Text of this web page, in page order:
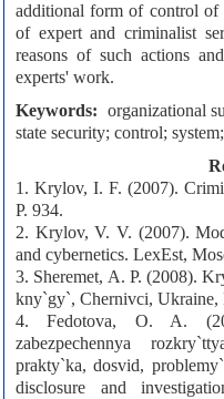
additional form of control of
of expert and criminalist
reasons of such actions
experts' work.
Keywords: organizational
state security; control;
1. Krylov, I. F. (2007).
P. 934.
2. Krylov, V. V. (2007).
and cybernetics. LexEst,
3. Sheremet, A. P. (2008).
kny`gy`, Chernivci, Ukraine,
4. Fedotova, O. A.
zabezpechennya
prakty`ka, dosvid,
disclosure and